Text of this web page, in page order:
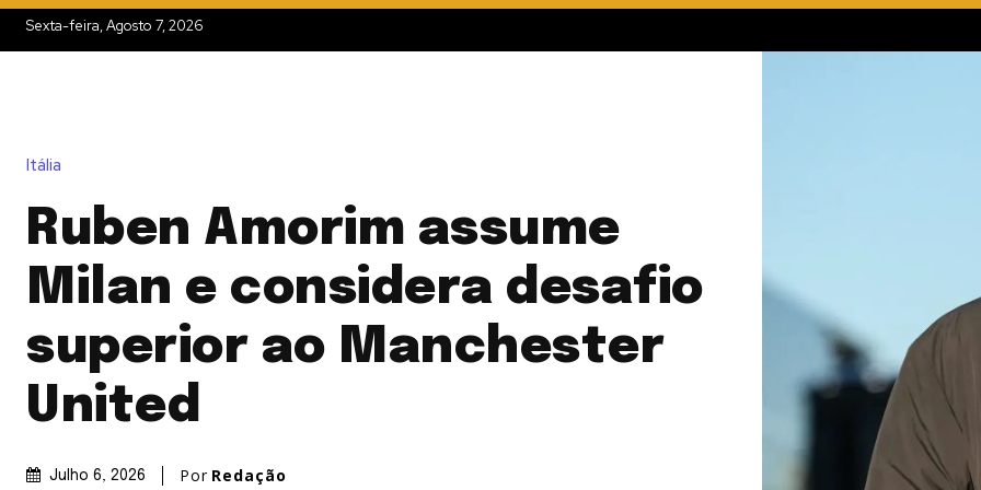
Sexta-feira, Agosto 7, 2026
Itália
Ruben Amorim assume
Milan e considera desafio
superior ao Manchester
United
Julho 6, 2026 Por Redação